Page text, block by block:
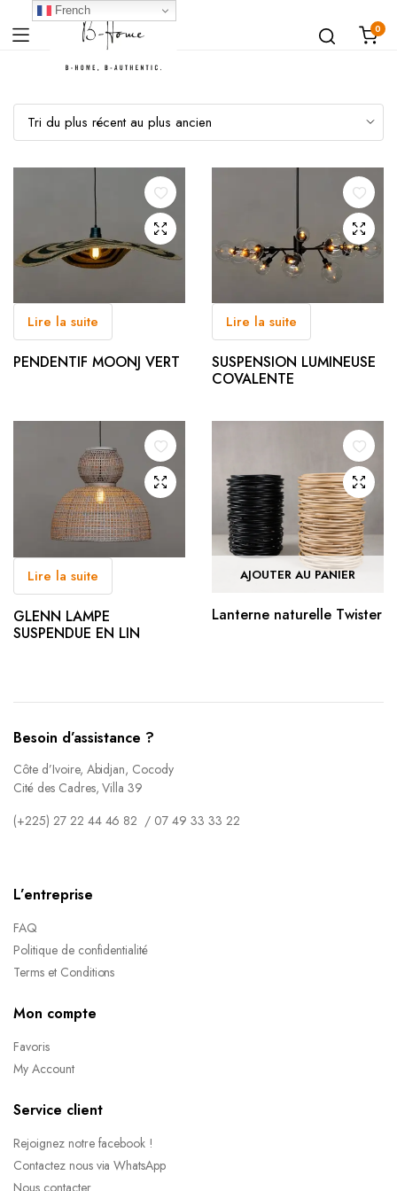
0
Lire la suite
PENDENTIF MOONJ VERT
Lire la suite
SUSPENSION LUMINEUSE
COVALENTE
Lire la suite
GLENN LAMPE
SUSPENDUE EN LIN
AJOUTER AU PANIER
Lanterne naturelle Twister
Besoin d’assistance ?
Côte d’Ivoire, Abidjan, Cocody
Cité des Cadres, Villa 39
(+225) 27 22 44 46 82 / 07 49 33 33 22
L’entreprise
FAQ
Politique de confidentialité
Terms et Conditions
Mon compte
Favoris
My Account
Service client
Rejoignez notre facebook !
Contactez nous via WhatsApp
French